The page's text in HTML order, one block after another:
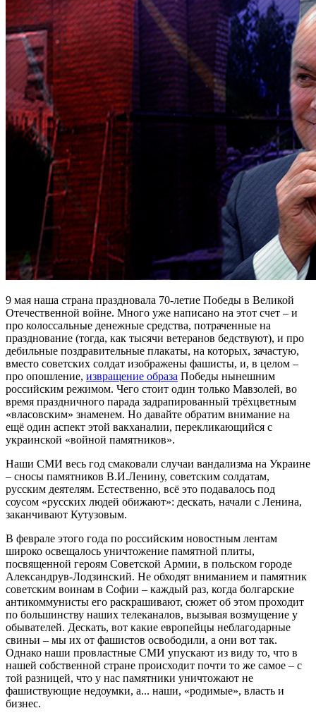
9 мая наша страна праздновала 70-летие Победы в Великой
Отечественной войне. Много уже написано на этот счет – и
про колоссальные денежные средства, потраченные на
празднование (тогда, как тысячи ветеранов бедствуют), и про
дебильные поздравительные плакаты, на которых, зачастую,
вместо советских солдат изображены фашисты, и, в целом –
про опошление, извращение образа Победы нынешним
российским режимом. Чего стоит один только Мавзолей, во
время праздничного парада задрапированный трёхцветным
«власовским» знаменем. Но давайте обратим внимание на
ещё один аспект этой вакханалии, перекликающийся с
украинской «войной памятников».
Наши СМИ весь год смаковали случаи вандализма на Украине
– сносы памятников В.И.Ленину, советским солдатам,
русским деятелям. Естественно, всё это подавалось под
соусом «русских людей обижают»: дескать, начали с Ленина,
заканчивают Кутузовым.
В феврале этого года по российским новостным лентам
широко освещалось уничтожение памятной плиты,
посвященной героям Советской Армии, в польском городе
Александрув-Лодзинский. Не обходят вниманием и памятник
советским воинам в Софии – каждый раз, когда болгарские
антикоммунисты его раскрашивают, сюжет об этом проходит
по большинству наших телеканалов, вызывая возмущение у
обывателей. Дескать, вот какие европейцы неблагодарные
свиньи – мы их от фашистов освободили, а они вот так.
Однако наши провластные СМИ упускают из виду то, что в
нашей собственной стране происходит почти то же самое – с
той разницей, что у нас памятники уничтожают не
фашиствующие недоумки, а... наши, «родимые», власть и
бизнес.